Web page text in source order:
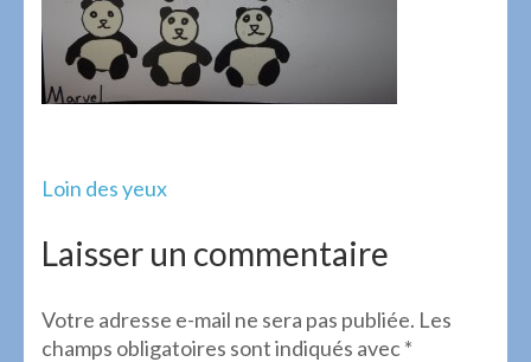
Navigation
l’article
Loin des yeux
Laisser un commentaire
Votre adresse e-mail ne sera pas publiée. Les
champs obligatoires sont indiqués avec*